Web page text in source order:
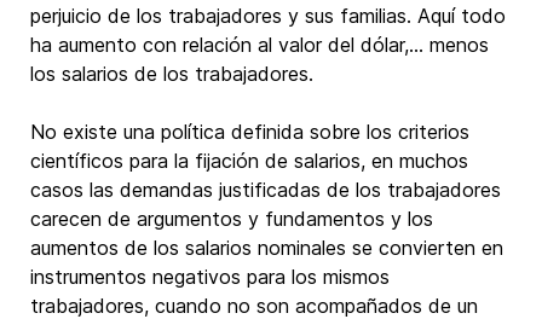
perjuicio de los trabajadores y sus familias. Aquí todo
ha aumento con relación al valor del dólar,… menos
los salarios de los trabajadores.
No existe una política definida sobre los criterios
científicos para la fijación de salarios, en muchos
casos las demandas justificadas de los trabajadores
carecen de argumentos y fundamentos y los
aumentos de los salarios nominales se convierten en
instrumentos negativos para los mismos
trabajadores, cuando no son acompañados de un